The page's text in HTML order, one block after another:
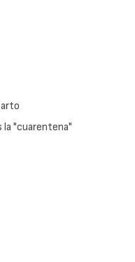
la "cuarentena"